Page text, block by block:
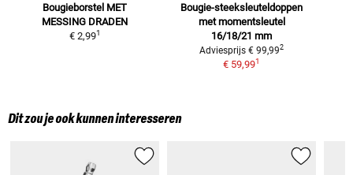
Bougieborstel MET
MESSING DRADEN
€ 2,991
Bougie-steeksleuteldoppen
met momentsleutel
16/18/21 mm
Adviesprijs € 99,992
€ 59,991
Dit zou je ook kunnen interesseren